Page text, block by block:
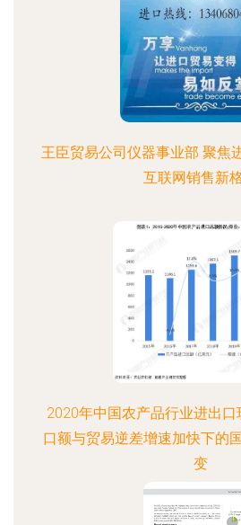
王臣贸易公司仪器事业部 聚焦
互联网销售新
2020年中国农产品行业进出
口额与贸易逆差增速加快下的
变